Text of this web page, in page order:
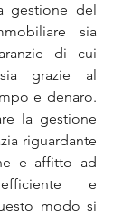
gestione del
sia
di cui
grazie al
e denaro.
la gestione
riguardante
e affitto ad
e
modo si